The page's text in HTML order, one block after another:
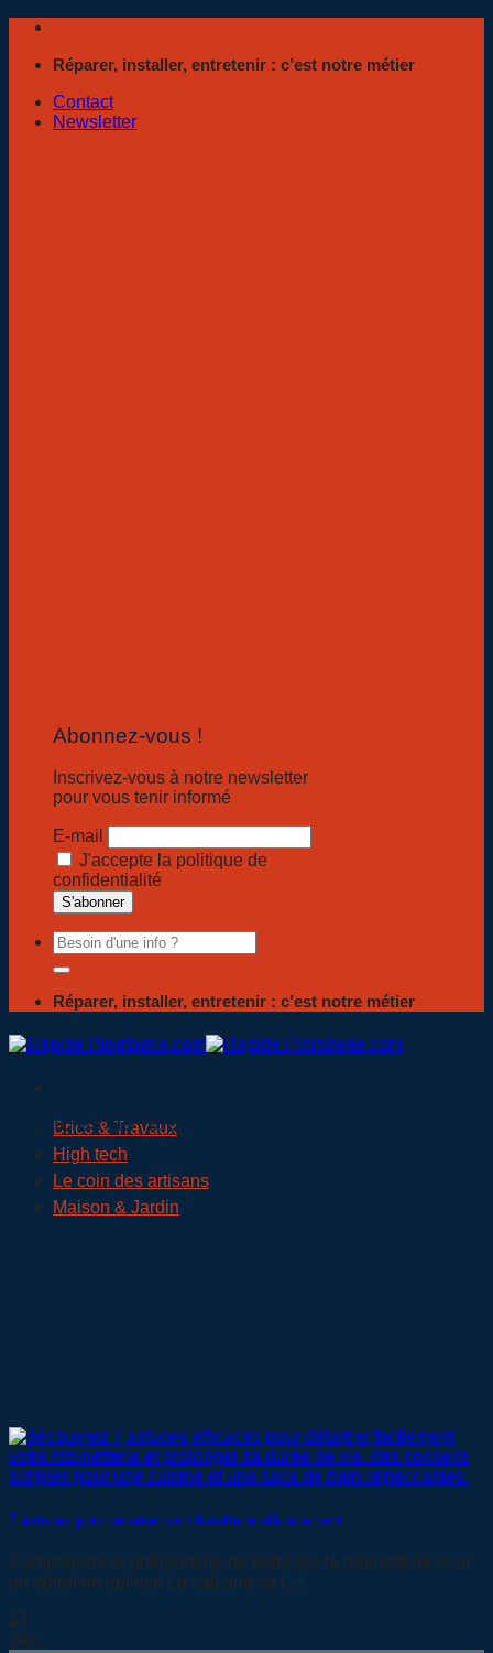
Passer
contenuRéparer, installer, entretenir : c’est notre métier
Contact
Newsletter
Abonnez-vous !
Inscrivez-vous à notre newsletter
pour vous tenir informé
E-mail
J'accepte la politique de
confidentialité
Réparer, installer, entretenir : c’est notre métier
Brico & Travaux
High tech
Le coin des artisans
Maison & Jardin
7 astuces pour détartrer sa robinetterie efficacement
Comprendre le phénomène de tartre sur la robinetterie pour
un entretien optimal Le calcaire se [...]
27
Jan